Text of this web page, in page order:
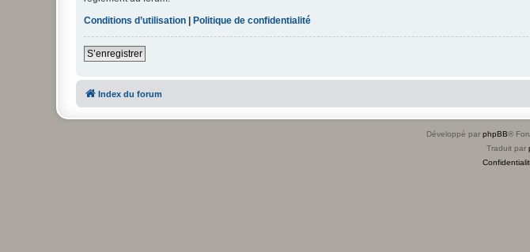
Conditions d’utilisation
Politique de confidentialité
S’enregistrer
Index du forum
Développé par phpBB®
Traduit par